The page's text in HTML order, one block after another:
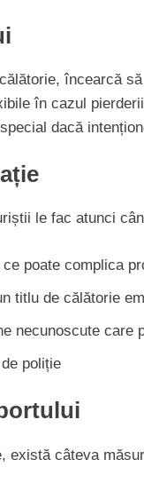
încearcă
în cazul
dacă
le fac atunci
poate complica
titlu de călătorie
necunoscute
poliție
există câteva